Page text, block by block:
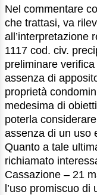
Nel commentare
che trattasi, va
all’interpretazione
1117 cod. civ.
preliminare
assenza di
proprietà
medesima di
poterla
assenza di un uso
Quanto a tale
richiamato
Cassazione – 21
l’uso promiscuo di